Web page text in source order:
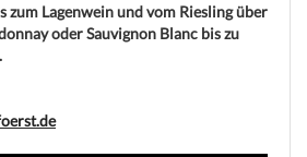
zum Lagenwein und vom Riesling über
oder Sauvignon Blanc bis zu